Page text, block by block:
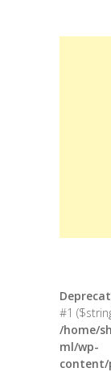
#1
/home/
ml/wp-
content/